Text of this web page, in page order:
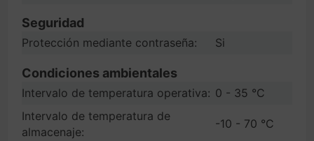
Seguridad
Protección mediante contraseña: Si
Condiciones ambientales
Intervalo de temperatura operativa: 0 - 35 °C
Intervalo de temperatura de
almacenaje:
-10 - 70 °C